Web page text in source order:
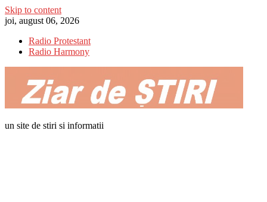
Skip to content
joi, august 06, 2026
Radio Protestant
Radio Harmony
un site de stiri si informatii